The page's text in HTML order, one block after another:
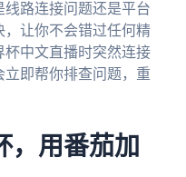
路连接问题还是平台
让你不会错过任何精
中文直播时突然连接
即帮你排查问题，重
，用番茄加